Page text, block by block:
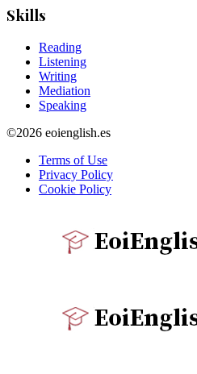
Skills
Reading
Listening
Writing
Mediation
Speaking
©2026 eoienglish.es
Terms of Use
Privacy Policy
Cookie Policy